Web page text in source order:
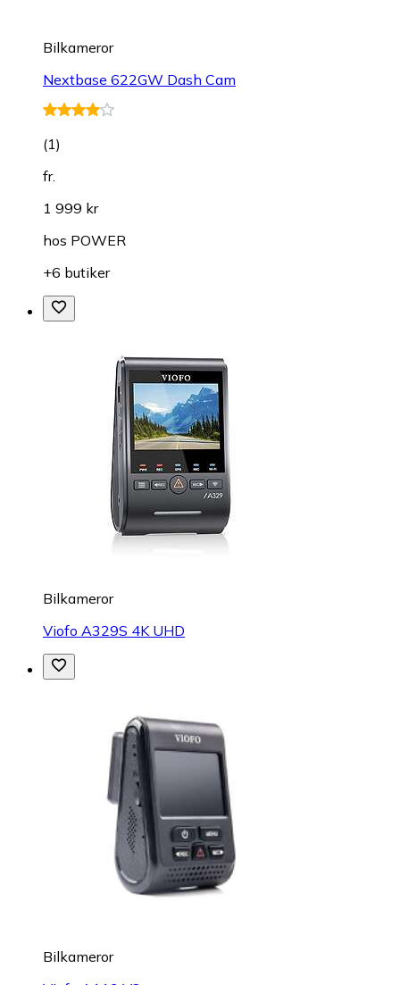
Bilkameror
Nextbase 622GW Dash Cam
(1)
fr.
1 999 kr
hos POWER
+6 butiker
Bilkameror
Viofo A329S 4K UHD
Bilkameror